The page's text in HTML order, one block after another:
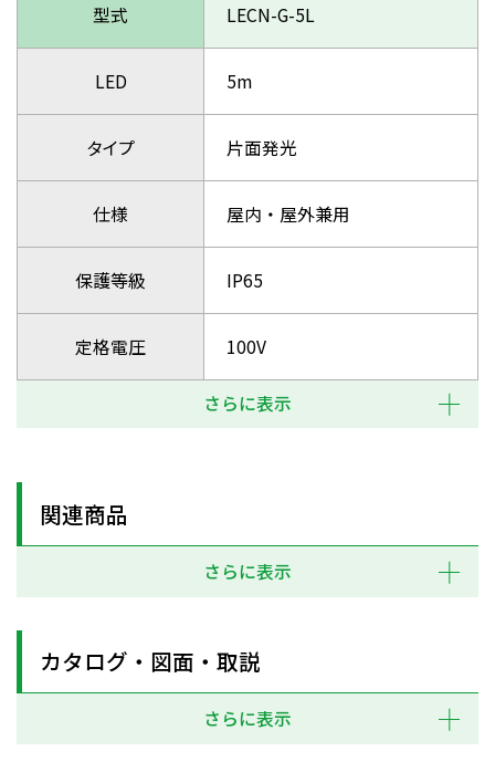
型式 LECN-G-5L
LED 5m
タイプ 片面発光
仕様 屋内・屋外兼用
保護等級 IP65
定格電圧 100V
さらに表示
関連商品
さらに表示
カタログ・図面・取説
さらに表示